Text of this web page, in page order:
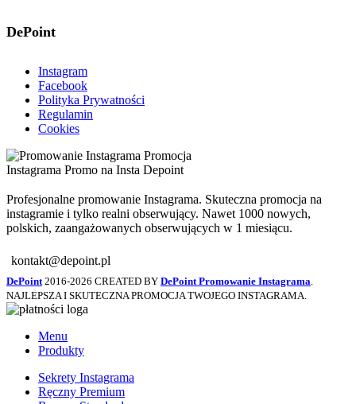
DePoint
Instagram
Facebook
Polityka Prywatności
Regulamin
Cookies
Profesjonalne promowanie Instagrama. Skuteczna promocja na
instagramie i tylko realni obserwujący. Nawet 1000 nowych,
polskich, zaangażowanych obserwujących w 1 miesiącu.
kontakt@depoint.pl
DePoint 2016-2026 CREATED BY DePoint Promowanie Instagrama
NAJLEPSZA I SKUTECZNA PROMOCJA TWOJEGO INSTAGRAMA.
Menu
Produkty
Sekrety Instagrama
Ręczny Premium